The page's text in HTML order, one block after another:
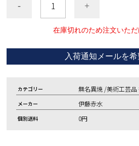
-
+
在庫切れのため注文いただ
入荷通知メールを希
カテゴリー 無名異焼 /美術工芸品
メーカー 伊藤赤水
個別送料 0円